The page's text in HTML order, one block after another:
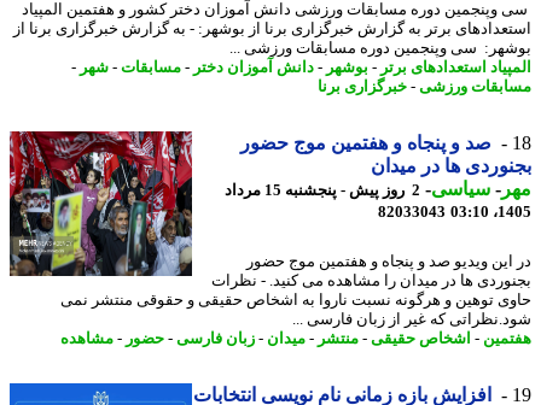
دوره مسابقات ورزشی دانش آموزان دختر کشور و هفتمین المپیاد
برتر به گزارش خبرگزاری برنا از بوشهر: - به گزارش خبرگزاری برنا از
سی وپنجمین دوره مسابقات ورزشی ...
استعدادهای برتر - بوشهر-دانش آموزان دختر-مسابقات-شهر -
ورزشی -خبرگزاری برنا
صد و پنجاه و هفتمین موج حضور
ها در میدان
-سیاسی-
2 روز پیش - پنجشنبه 15 مرداد
82033043
ویدیو صد و پنجاه و هفتمین موج حضور
ها در میدان را مشاهده می کنید. - نظرات
توهین و هرگونه نسبت ناروا به اشخاص حقیقی و حقوقی منتشر نمی
که غیر از زبان فارسی ...
-اشخاص حقیقی-منتشر-میدان- زبان فارسی -حضور-مشاهده
افزایش بازه زمانی نام نویسی انتخابات